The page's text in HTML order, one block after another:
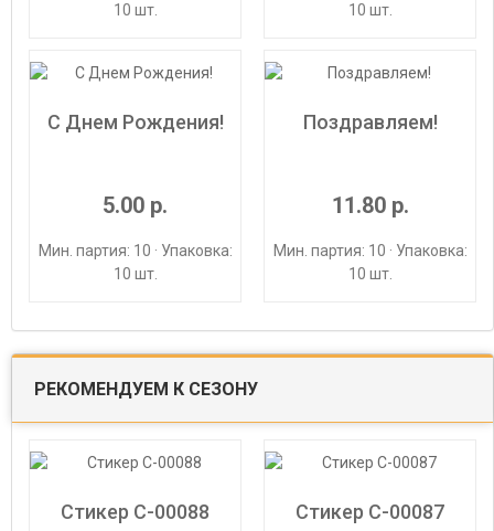
10 шт.
10 шт.
С Днем Рождения!
5.00 р.
Мин. партия: 10 · Упаковка:
10 шт.
Поздравляем!
11.80 р.
Мин. партия: 10 · Упаковка:
10 шт.
РЕКОМЕНДУЕМ К СЕЗОНУ
Стикер С-00088 Стикер С-00087